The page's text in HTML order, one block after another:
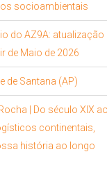
socioambientais
do AZ9A: atualização
de Maio de 2026
de Santana (AP)
| Do século XIX
continentais,
história ao longo